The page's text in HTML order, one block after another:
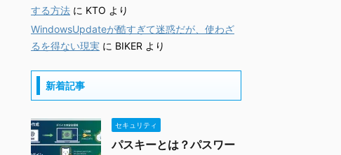
する方法 に KTO より
WindowsUpdateが酷すぎて迷惑だが、使わざ
るを得ない現実 に BIKER より
新着記事
セキュリティ
パスキーとは？パスワー